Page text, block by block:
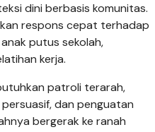
dini berbasis komunitas.
respons cepat terhadap
putus sekolah,
kerja.
patroli terarah,
dan penguatan
bergerak ke ranah